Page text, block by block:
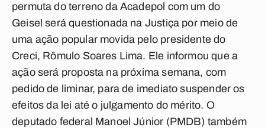
permuta do terreno da Acadepol com um do
Geisel será questionada na Justiça por meio de
uma ação popular movida pelo presidente do
Creci, Rômulo Soares Lima. Ele informou que a
ação será proposta na próxima semana, com
pedido de liminar, para de imediato suspender os
efeitos da lei até o julgamento do mérito. O
deputado federal Manoel Júnior (PMDB) também